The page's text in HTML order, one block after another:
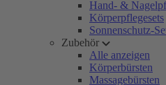
Hand- &
Körperpflegesets
Sonnenschutz-
Zubehör
Alle anzeigen
Körperbürsten
Massagebürsten